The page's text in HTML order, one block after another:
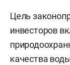
Цель
инвесторов
качества